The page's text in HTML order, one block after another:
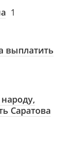
1
выплатить
Саратова